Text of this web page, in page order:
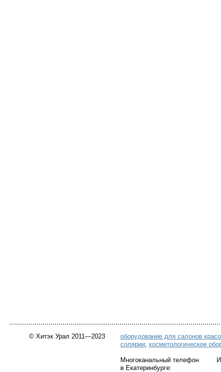
© Хитэк Урал 2011—2023
оборудование для салонов
солярии, косметологическое
Многоканальный телефон
в Екатеринбурге: